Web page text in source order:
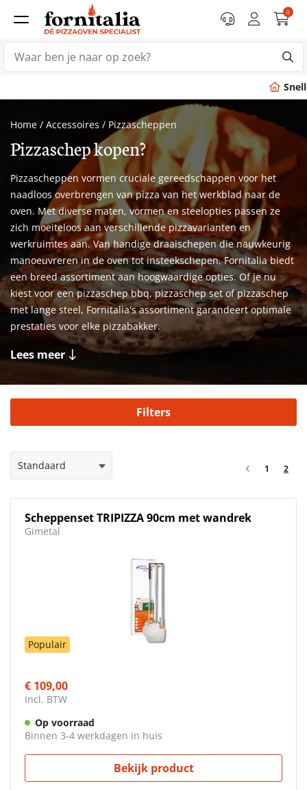
0
binnen 7 dagen
Home / Accessoires / Pizzascheppen
Pizzaschep kopen?
Pizzascheppen vormen cruciale gereedschappen voor het
naadloos overbrengen van pizza van het werkblad naar de
oven. Met diverse maten, vormen en steelopties passen ze
zich moeiteloos aan verschillende pizzavarianten en
werkruimtes aan. Van handige draaischepen die nauwkeurig
manoeuvreren in de oven tot insteekschepen, Fornitalia biedt
een breed assortiment aan hoogwaardige opties. Of je nu
kiest voor een pizzaschep bbq, pizzaschep set of pizzaschep
met lange steel, Fornitalia's assortiment garandeert optimale
prestaties voor elke pizzabakker.
Lees meer
Filters
1 2
Scheppenset TRIPIZZA 90cm met wandrek
Gimetal
Populair
€ 109,00
Incl. BTW
Op voorraad
Binnen 3-4 werkdagen in huis
Bekijk product